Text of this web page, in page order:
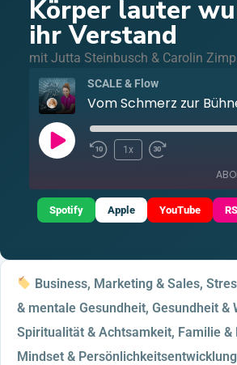
Körper lauter
ihr Verstand
mit Jutta Steinbusch & Carolin
SCALE & Flow
1x
Apple Podcasts RSS
RSS FEED
TEILEN
LINK
EMBED
Spotify Apple YouTube
Business, Marketing & Sales,
& mentale Gesundheit, Gesundheit &
Spiritualität & Achtsamkeit, Familie &
Mindset & Persönlichkeitsentwicklung